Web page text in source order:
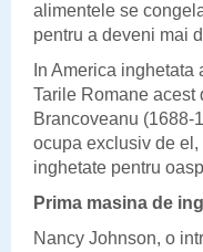
alimentele se
pentru a deveni mai
In America
Tarile Romane acest
Brancoveanu (1688-
ocupa exclusiv de
inghetate pentru
Prima masina de
Nancy Johnson, o